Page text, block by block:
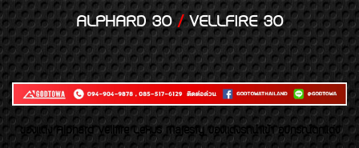
ALPHARD 30/VELLFIRE 30
ของเเต่ง Alphard Vellfire Lexus Majesty ของเเต่งรถนำเข้า อุปกรณ์ตกแต่ง